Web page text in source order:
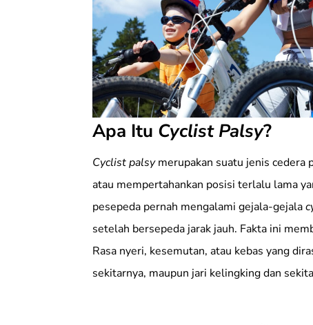
Apa Itu Cyclist Palsy?
Cyclist palsymerupakan suatu jenis cedera
atau mempertahankan posisi terlalu lama
pesepeda pernah mengalami gejala-gejala
setelah bersepeda jarak jauh. Fakta ini
Rasa nyeri, kesemutan, atau kebas yang
sekitarnya, maupun jari kelingking dan